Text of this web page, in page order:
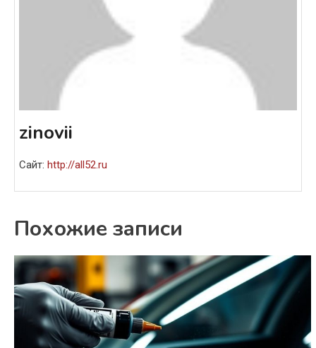
zinovii
Сайт: http://all52.ru
Похожие записи